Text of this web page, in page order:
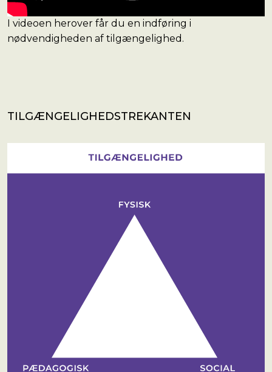
I videoen herover får du en indføring i
nødvendigheden af tilgængelighed.
TILGÆNGELIGHEDSTREKANTEN